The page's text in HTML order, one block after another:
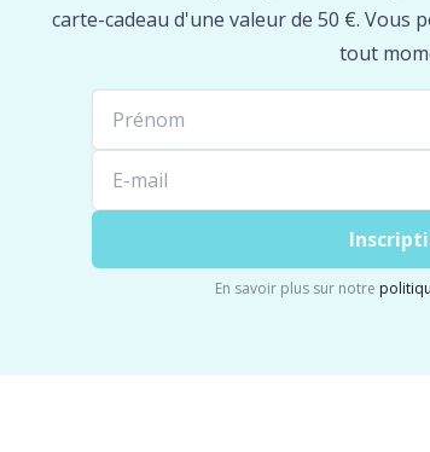
carte-cadeau d'une valeur de 50 €.
tout
En savoir plus sur notre